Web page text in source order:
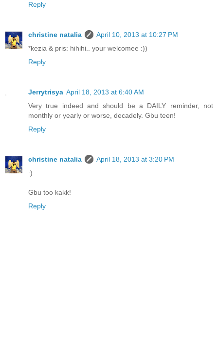
Reply
christine natalia
April 10, 2013 at 10:27 PM
*kezia & pris: hihihi.. your welcomee :))
Reply
Jerrytrisya April 18, 2013 at 6:40 AM
Very true indeed and should be a DAILY reminder, not
monthly or yearly or worse, decadely. Gbu teen!
Reply
christine natalia
April 18, 2013 at 3:20 PM
:)
Gbu too kakk!
Reply